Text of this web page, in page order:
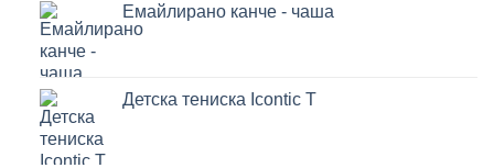
Емайлирано канче - чаша
Детска тениска Icontic T